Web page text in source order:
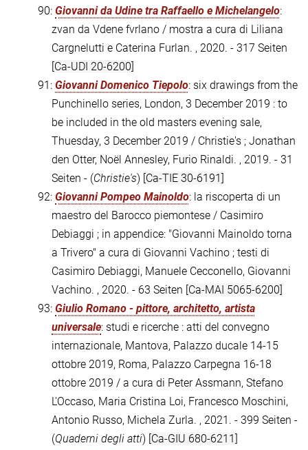
90: Giovanni da Udine tra Raffaello e Michelangelo:
zvan da Vdene fvrlano / mostra a cura di Liliana
Cargnelutti e Caterina Furlan. , 2020. - 317 Seiten
[Ca-UDI 20-6200]
91: Giovanni Domenico Tiepolo: six drawings from the
Punchinello series, London, 3 December 2019 : to
be included in the old masters evening sale,
Thuesday, 3 December 2019 / Christie's ; Jonathan
den Otter, Noël Annesley, Furio Rinaldi. , 2019. - 31
Seiten - (Christie's) [Ca-TIE 30-6191]
92: Giovanni Pompeo Mainoldo: la riscoperta di un
maestro del Barocco piemontese / Casimiro
Debiaggi ; in appendice: "Giovanni Mainoldo torna
a Trivero" a cura di Giovanni Vachino ; testi di
Casimiro Debiaggi, Manuele Cecconello, Giovanni
Vachino. , 2020. - 63 Seiten [Ca-MAI 5065-6200]
93: Giulio Romano - pittore, architetto, artista
universale: studi e ricerche : atti del convegno
internazionale, Mantova, Palazzo ducale 14-15
ottobre 2019, Roma, Palazzo Carpegna 16-18
ottobre 2019 / a cura di Peter Assmann, Stefano
L'Occaso, Maria Cristina Loi, Francesco Moschini,
Antonio Russo, Michela Zurla. , 2021. - 399 Seiten -
(Quaderni degli atti) [Ca-GIU 680-6211]